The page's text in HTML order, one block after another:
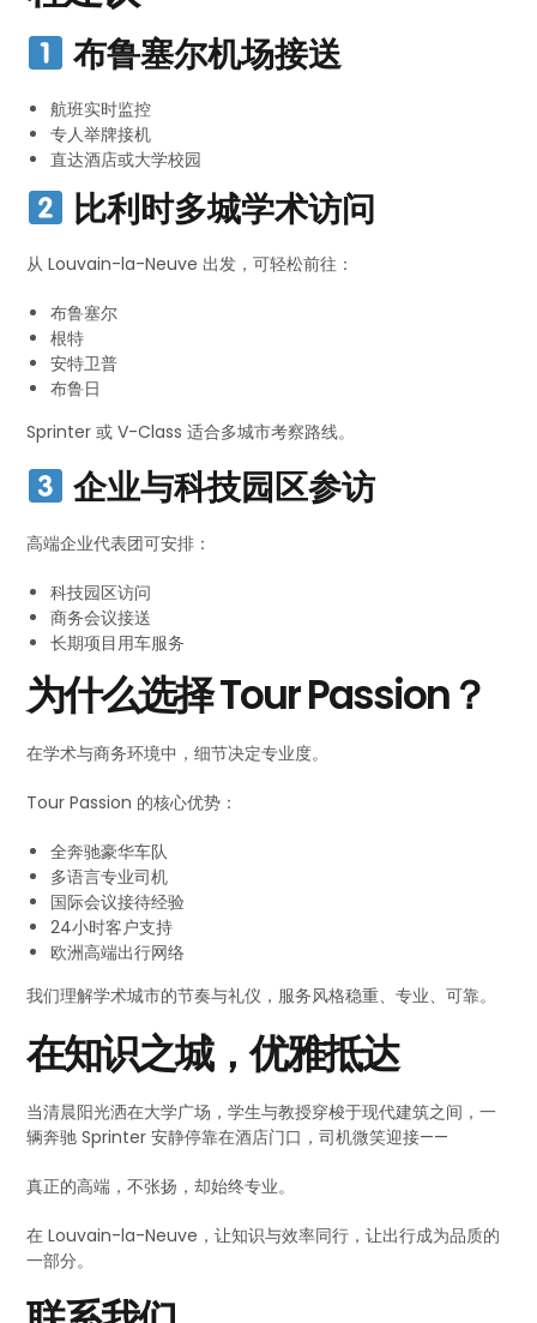
布鲁塞尔机场接送
航班实时监控
专人举牌接机
直达酒店或大学校园
比利时多城学术访问
从 Louvain-la-Neuve 出发，可轻松前往：
布鲁塞尔
根特
安特卫普
布鲁日
Sprinter 或 V-Class 适合多城市考察路线。
企业与科技园区参访
高端企业代表团可安排：
科技园区访问
商务会议接送
长期项目用车服务
为什么选择 Tour Passion？
在学术与商务环境中，细节决定专业度。
Tour Passion 的核心优势：
全奔驰豪华车队
多语言专业司机
国际会议接待经验
24小时客户支持
欧洲高端出行网络
我们理解学术城市的节奏与礼仪，服务风格稳重、专业、可靠。
在知识之城，优雅抵达
当清晨阳光洒在大学广场，学生与教授穿梭于现代建筑之间，一
辆奔驰 Sprinter 安静停靠在酒店门口，司机微笑迎接——
真正的高端，不张扬，却始终专业。
在 Louvain-la-Neuve，让知识与效率同行，让出行成为品质的
一部分。